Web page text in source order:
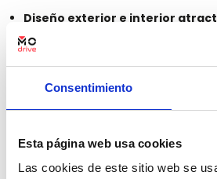
Consentimiento
Esta página web usa cookies
Las cookies de este sitio web se
Diseño exterior e interior
centrada en conductor.
Buena integración de sistemas
Maletero y espacio trasero
rivales.